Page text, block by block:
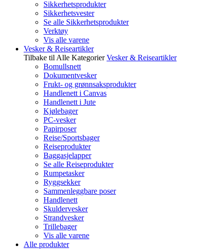
Sikkerhetsprodukter
Sikkerhetsvester
Se alle Sikkerhetsprodukter
Verktøy
Vis alle varene
Vesker & Reiseartikler
Tilbake til Alle Kategorier Vesker & Reiseartikler
Bomullsnett
Dokumentvesker
Frukt- og grønnsaksprodukter
Handlenett i Canvas
Handlenett i Jute
Kjølebager
PC-vesker
Papirposer
Reise/Sportsbager
Reiseprodukter
Baggasjelapper
Se alle Reiseprodukter
Rumpetasker
Ryggsekker
Sammenleggbare poser
Handlenett
Skuldervesker
Strandvesker
Trillebager
Vis alle varene
Alle produkter